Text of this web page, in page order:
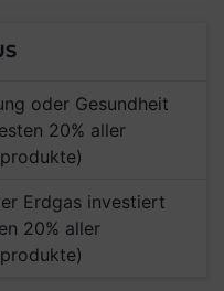
oder Gesundheit
20% aller
Erdgas investiert
20% aller